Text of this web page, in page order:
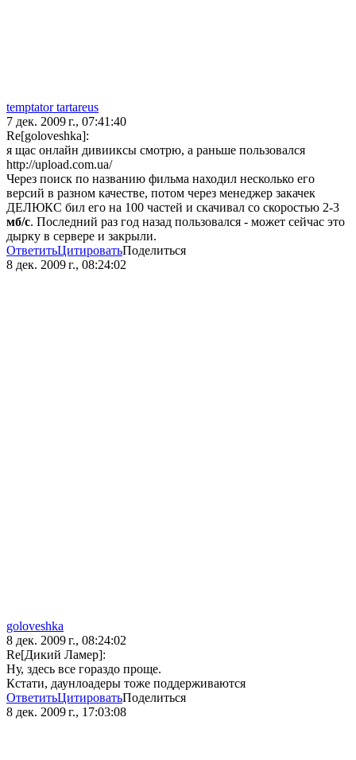
temptator tartareus
7 дек. 2009 г., 07:41:40
Re[goloveshka]:
я щас онлайн дивииксы смотрю, а раньше пользовался
http://upload.com.ua/
Через поиск по названию фильма находил несколько его
версий в разном качестве, потом через менеджер закачек
ДЕЛЮКС бил его на 100 частей и скачивал со скоростью 2-3
мб/с. Последний раз год назад пользовался - может сейчас это
дырку в сервере и закрыли.
ОтветитьЦитироватьПоделиться
8 дек. 2009 г., 08:24:02
goloveshka
8 дек. 2009 г., 08:24:02
Re[Дикий Ламер]:
Ну, здесь все гораздо проще.
Кстати, даунлоадеры тоже поддерживаются
ОтветитьЦитироватьПоделиться
8 дек. 2009 г., 17:03:08